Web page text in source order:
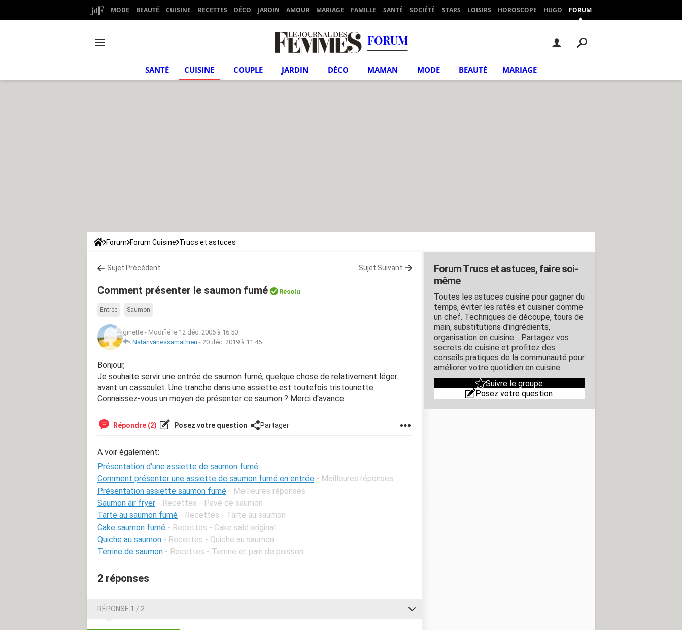
MODE BEAUTÉ CUISINE RECETTES DÉCO JARDIN AMOUR MARIAGE FAMILLE SANTÉ SOCIÉTÉ STARS LOISIRS HOROSCOPE HUGO FORUM
FORUM
SANTÉ CUISINE COUPLE JARDIN DÉCO MAMAN MODE BEAUTÉ MARIAGE
Forum Forum Cuisine Trucs et astuces
Sujet Précédent Sujet Suivant
Comment présenter le saumon fumé Résolu
Entrée Saumon
ginette - Modifié le 12 déc. 2006 à 16:50
Natanvanessamathieu - 20 déc. 2019 à 11:45
Bonjour,
Je souhaite servir une entrée de saumon fumé, quelque chose de relativement léger
avant un cassoulet. Une tranche dans une assiette est toutefois tristounette.
Connaissez-vous un moyen de présenter ce saumon ? Merci d'avance.
Répondre (2) Posez votre question Partager
A voir également:
Présentation d'une assiette de saumon fumé
Comment présenter une assiette de saumon fumé en entrée - Meilleures réponses
Présentation assiette saumon fumé - Meilleures réponses
Saumon air fryer - Recettes - Pavé de saumon
Tarte au saumon fumé - Recettes - Tarte au saumon
Cake saumon fumé - Recettes - Cake salé original
Quiche au saumon - Recettes - Quiche au saumon
Terrine de saumon - Recettes - Terrine et pain de poisson
2 réponses
RÉPONSE 1 / 2
Forum Trucs et astuces, faire soi-
même
Toutes les astuces cuisine pour gagner du
temps, éviter les ratés et cuisiner comme
un chef. Techniques de découpe, tours de
main, substitutions d'ingrédients,
organisation en cuisine… Partagez vos
secrets de cuisine et profitez des
conseils pratiques de la communauté pour
améliorer votre quotidien en cuisine.
Suivre le groupe
Posez votre question